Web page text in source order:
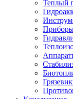
Теплый
Приборы